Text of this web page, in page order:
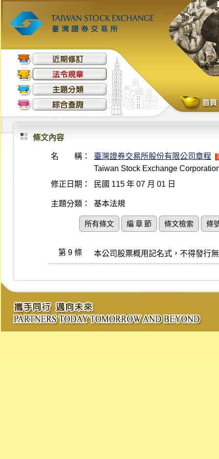
條文內容
名 稱： 臺灣證券交易所股份有限公司章程
Taiwan Stock Exchange
修正日期：
民國 115 年 07 月 01 日
主題分類： 基本法規
所有條文 編 章 節 條文檢索 條
第 9 條 本公司股票概用記名式，不得發行